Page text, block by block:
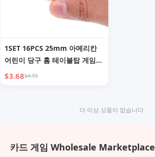
1SET 16PCS 25mm 아메리칸
어린이 당구 홈 테이블탑 게임
세트 미니 당구공 풀볼 완전 세
$3.68$4.93
더 이상 상품이 없습니다
카드 게임 Wholesale Marketplace